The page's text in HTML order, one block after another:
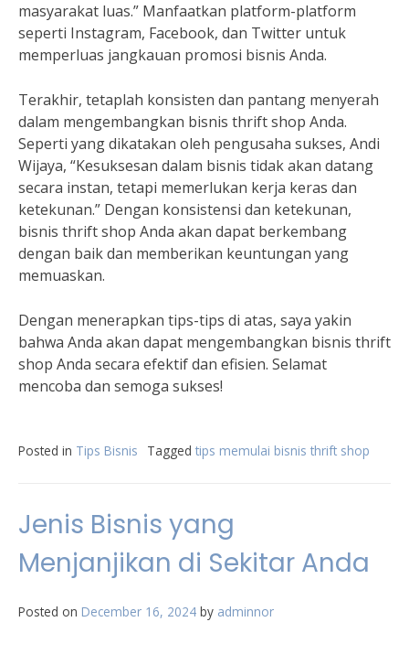
masyarakat luas.” Manfaatkan platform-platform
seperti Instagram, Facebook, dan Twitter untuk
memperluas jangkauan promosi bisnis Anda.
Terakhir, tetaplah konsisten dan pantang menyerah
dalam mengembangkan bisnis thrift shop Anda.
Seperti yang dikatakan oleh pengusaha sukses, Andi
Wijaya, “Kesuksesan dalam bisnis tidak akan datang
secara instan, tetapi memerlukan kerja keras dan
ketekunan.” Dengan konsistensi dan ketekunan,
bisnis thrift shop Anda akan dapat berkembang
dengan baik dan memberikan keuntungan yang
memuaskan.
Dengan menerapkan tips-tips di atas, saya yakin
bahwa Anda akan dapat mengembangkan bisnis thrift
shop Anda secara efektif dan efisien. Selamat
mencoba dan semoga sukses!
Posted in Tips Bisnis Tagged tips memulai bisnis thrift shop
Jenis Bisnis yang
Menjanjikan di Sekitar Anda
Posted on December 16, 2024 by adminnor